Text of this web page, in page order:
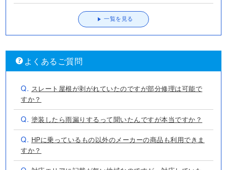
一覧を見る
よくあるご質問
Q. スレート屋根が剥がれていたのですが部分修理は可能で
すか？
Q. 塗装したら雨漏りするって聞いたんですが本当ですか？
Q. HPに乗っているもの以外のメーカーの商品も利用できま
すか？